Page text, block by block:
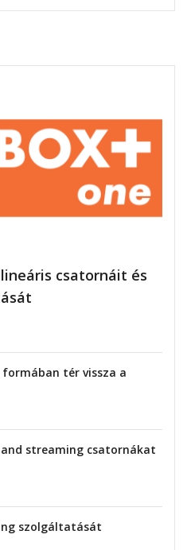
csatornáit és
tér vissza a
streaming csatornákat
szolgáltatását